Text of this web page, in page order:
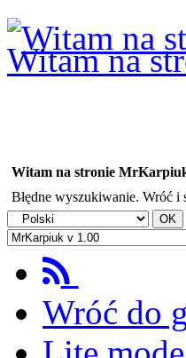
Witam na
Witam na stronie
Błędne wyszukiwanie. Wróć i
Wróć do